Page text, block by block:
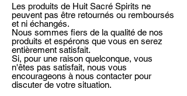
Les produits de Huit Sacré Spirits ne
peuvent pas être retournés ou remboursés
et ni échangés.
Nous sommes fiers de la qualité de nos
produits et espérons que vous en serez
entièrement satisfait.
Si, pour une raison quelconque, vous
n'êtes pas satisfait, nous vous
encourageons à nous contacter pour
discuter de votre situation.